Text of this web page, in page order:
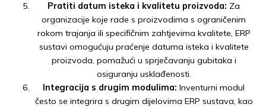
Pratiti datum isteka i kvalitetu proizvoda: Za
organizacije koje rade s proizvodima s ograničenim
rokom trajanja ili specifičnim zahtjevima kvalitete, ERP
sustavi omogućuju praćenje datuma isteka i kvalitete
proizvoda, pomažući u sprječavanju gubitaka i
osiguranju usklađenosti.
Integracija s drugim modulima: Inventurni modul
često se integrira s drugim dijelovima ERP sustava, kao